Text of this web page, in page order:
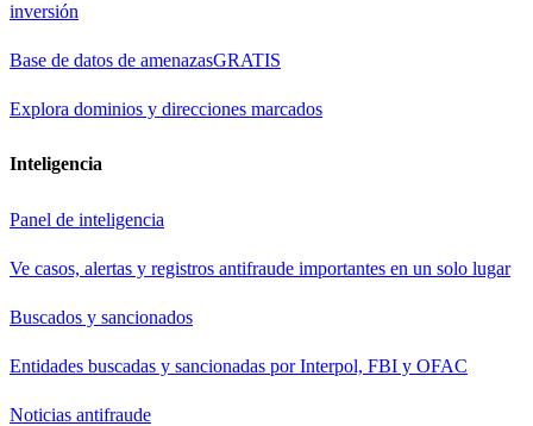
inversión
Base de datos de amenazasGRATIS
Explora dominios y direcciones marcados
Inteligencia
Panel de inteligencia
Ve casos, alertas y registros antifraude importantes en un solo lugar
Buscados y sancionados
Entidades buscadas y sancionadas por Interpol, FBI y OFAC
Noticias antifraude